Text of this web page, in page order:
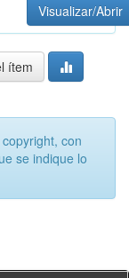
Visualizar/Abrir
ítem
con
se indique lo